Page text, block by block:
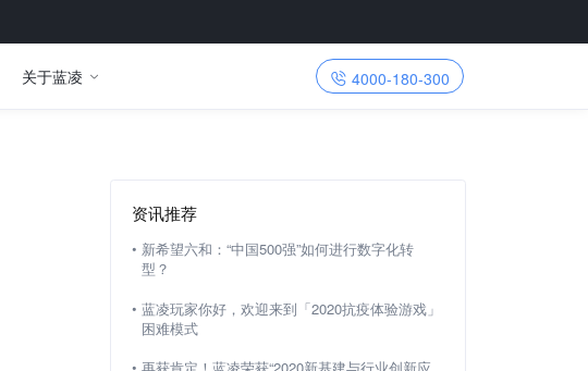
关于蓝凌 4000-180-300
资讯推荐
• 新希望六和：“中国500强”如何进行数字化转
型？
• 蓝凌玩家你好，欢迎来到「2020抗疫体验游戏」
困难模式